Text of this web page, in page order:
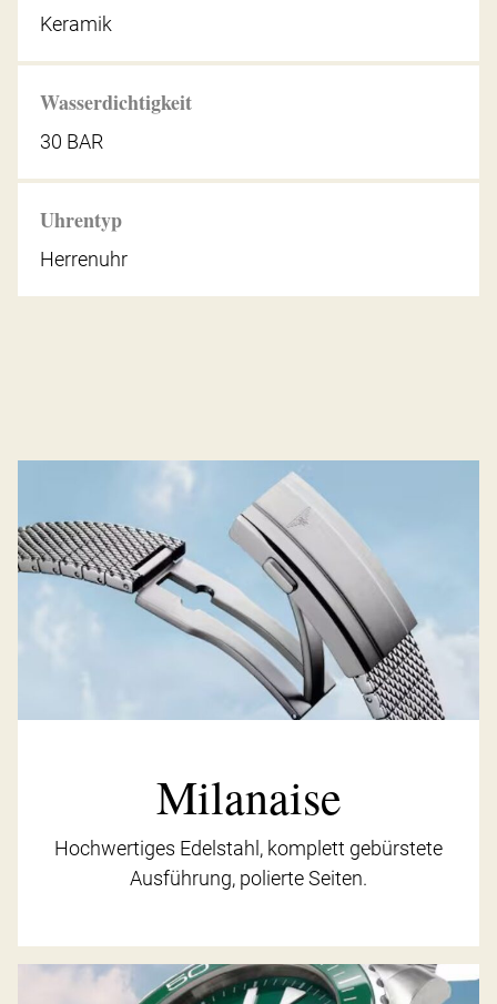
Keramik
Wasserdichtigkeit
30 BAR
Uhrentyp
Herrenuhr
Milanaise
Hochwertiges Edelstahl, komplett gebürstete
Ausführung, polierte Seiten.